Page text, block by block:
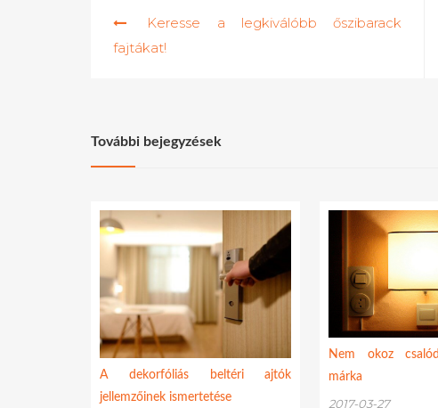
navigáció
Keresse a legkiválóbb őszibarack
fajtákat!
További bejegyzések
A dekorfóliás beltéri ajtók
jellemzőinek ismertetése
Nem okoz
márka
2017-03-27